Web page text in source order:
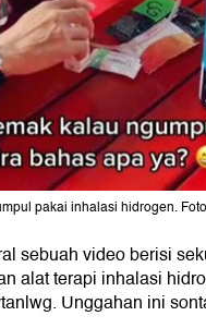
pakai inhalasi hidrogen.
sebuah video berisi
alat terapi inhalasi
Unggahan ini